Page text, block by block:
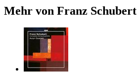
Mehr von Franz Schubert